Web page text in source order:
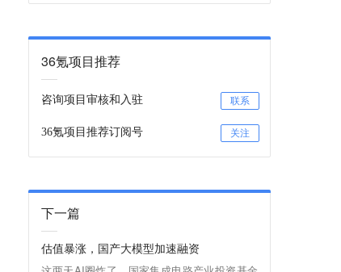
36氪项目推荐
咨询项目审核和入驻 联系
36氪项目推荐订阅号 关注
下一篇
估值暴涨，国产大模型加速融资